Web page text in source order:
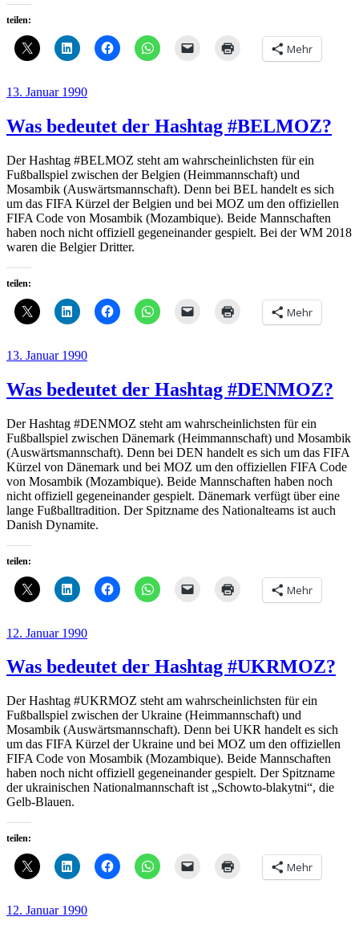
teilen:
Mehr
Veröffentlicht
13. Januar 1990
Was bedeutet der Hashtag #BELMOZ?
Der Hashtag #BELMOZ steht am wahrscheinlichsten für ein
Fußballspiel zwischen der Belgien (Heimmannschaft) und
Mosambik (Auswärtsmannschaft). Denn bei BEL handelt es sich
um das FIFA Kürzel der Belgien und bei MOZ um den offiziellen
FIFA Code von Mosambik (Mozambique). Beide Mannschaften
haben noch nicht offiziell gegeneinander gespielt. Bei der WM 2018
waren die Belgier Dritter.
teilen:
Mehr
Veröffentlicht
13. Januar 1990
Was bedeutet der Hashtag #DENMOZ?
Der Hashtag #DENMOZ steht am wahrscheinlichsten für ein
Fußballspiel zwischen Dänemark (Heimmannschaft) und Mosambik
(Auswärtsmannschaft). Denn bei DEN handelt es sich um das FIFA
Kürzel von Dänemark und bei MOZ um den offiziellen FIFA Code
von Mosambik (Mozambique). Beide Mannschaften haben noch
nicht offiziell gegeneinander gespielt. Dänemark verfügt über eine
lange Fußballtradition. Der Spitzname des Nationalteams ist auch
Danish Dynamite.
teilen:
Mehr
Veröffentlicht
12. Januar 1990
Was bedeutet der Hashtag #UKRMOZ?
Der Hashtag #UKRMOZ steht am wahrscheinlichsten für ein
Fußballspiel zwischen der Ukraine (Heimmannschaft) und
Mosambik (Auswärtsmannschaft). Denn bei UKR handelt es sich
um das FIFA Kürzel der Ukraine und bei MOZ um den offiziellen
FIFA Code von Mosambik (Mozambique). Beide Mannschaften
haben noch nicht offiziell gegeneinander gespielt. Der Spitzname
der ukrainischen Nationalmannschaft ist „Schowto-blakytni“, die
Gelb-Blauen.
teilen:
Mehr
Veröffentlicht
12. Januar 1990